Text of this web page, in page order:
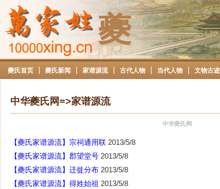
夔
夔氏首页 夔氏新闻 家谱源流 古代人物 当代人物 文物古迹
中华夔氏网=>家谱源流
中华夔氏网
【夔氏家谱源流】宗祠通用联 2013/5/8
【夔氏家谱源流】郡望堂号 2013/5/8
【夔氏家谱源流】迁徙分布 2013/5/8
【夔氏家谱源流】得姓始祖 2013/5/8